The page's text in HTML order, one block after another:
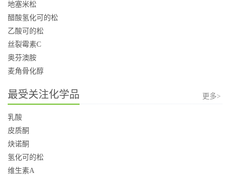
地塞米松
醋酸氢化可的松
乙酸可的松
丝裂霉素C
奥芬澳胺
麦角骨化醇
最受关注化学品 更多>
乳酸
皮质酮
炔诺酮
氢化可的松
维生素A